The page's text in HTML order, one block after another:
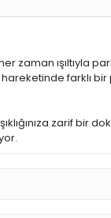
zaman ışıltıyla
farklı bir
zarif bir